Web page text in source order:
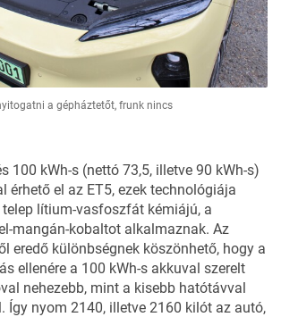
a gépháztetőt, frunk nincs
100 kWh-s (nettó 73,5, illetve 90 kWh-s)
érhető el az ET5, ezek technológiája
lítium-vasfoszfát kémiájú, a
mangán-kobaltot alkalmaznak. Az
eredő különbségnek köszönhető, hogy a
ellenére a 100 kWh-s akkuval szerelt
nehezebb, mint a kisebb hatótávval
Így nyom 2140, illetve 2160 kilót az autó,